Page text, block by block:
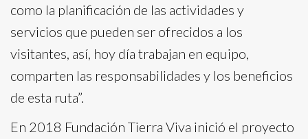
como la planificación de las actividades y
servicios que pueden ser ofrecidos a los
visitantes, así, hoy día trabajan en equipo,
comparten las responsabilidades y los beneficios
de esta ruta”.
En 2018 Fundación Tierra Viva inició el proyecto